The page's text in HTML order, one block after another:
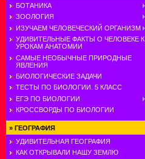
БОТАНИКА
ЗООЛОГИЯ
ИЗУЧАЕМ ЧЕЛОВЕЧЕСКИЙ ОРГАНИЗМ
УДИВИТЕЛЬНЫЕ ФАКТЫ О ЧЕЛОВЕКЕ К
УРОКАМ АНАТОМИИ
САМЫЕ НЕОБЫЧНЫЕ ПРИРОДНЫЕ
ЯВЛЕНИЯ
БИОЛОГИЧЕСКИЕ ЗАДАЧИ
ТЕСТЫ ПО БИОЛОГИИ. 5 КЛАСС
ЕГЭ ПО БИОЛОГИИ
КРОССВОРДЫ ПО БИОЛОГИИ
» ГЕОГРАФИЯ
УДИВИТЕЛЬНАЯ ГЕОГРАФИЯ
КАК ОТКРЫВАЛИ НАШУ ЗЕМЛЮ